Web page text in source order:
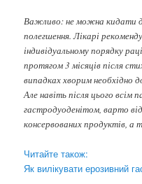
Важливо: не можна кидати
полегшення. Лікарі
індивідуальному порядку
протягом 3 місяців після
випадках хворим необхідно
Але навіть після цього всім
гастродуоденітом, варто
консервованих продуктів,
Читайте також:
Як вилікувати ерозивний